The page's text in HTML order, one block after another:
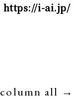
https://i-ai.jp/
column all →